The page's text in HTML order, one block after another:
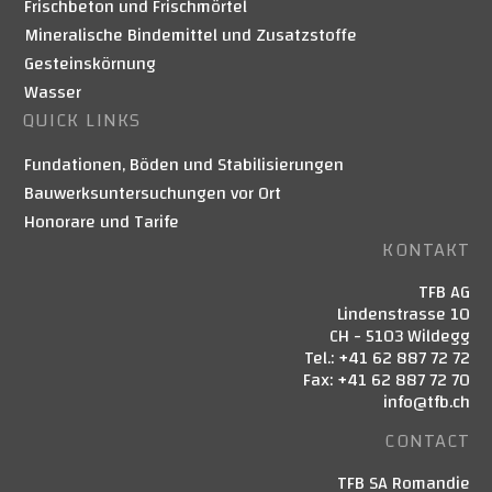
Frischbeton und Frischmörtel
Mineralische Bindemittel und Zusatzstoffe
Gesteinskörnung
Wasser
QUICK LINKS
Fundationen, Böden und Stabilisierungen
Bauwerksuntersuchungen vor Ort
Honorare und Tarife
KONTAKT
TFB AG
Lindenstrasse 10
CH - 5103 Wildegg
Tel.: +41 62 887 72 72
Fax: +41 62 887 72 70
info@tfb.ch
CONTACT
TFB SA Romandie